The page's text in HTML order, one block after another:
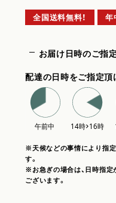
全国送料無料！ 年
お届け日時のご指
配達の日時をご指定頂
※天候などの事情により指
す。
※お急ぎの場合は、日時指
ございます。